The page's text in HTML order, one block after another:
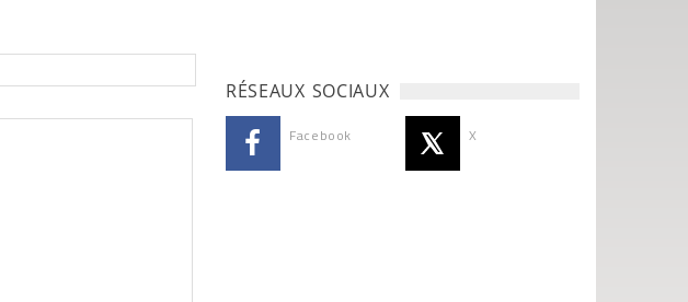
RÉSEAUX SOCIAUX
Facebook X